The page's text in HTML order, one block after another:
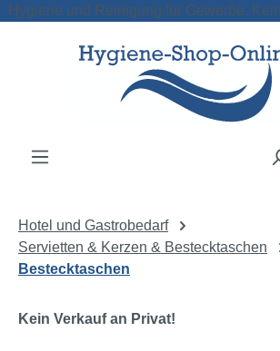
Zum Hauptinhalt springen
Hygiene und Reinigung für Gewerbe.
Hotel und Gastrobedarf
Servietten & Kerzen & Bestecktaschen
Bestecktaschen
Kein Verkauf an Privat!